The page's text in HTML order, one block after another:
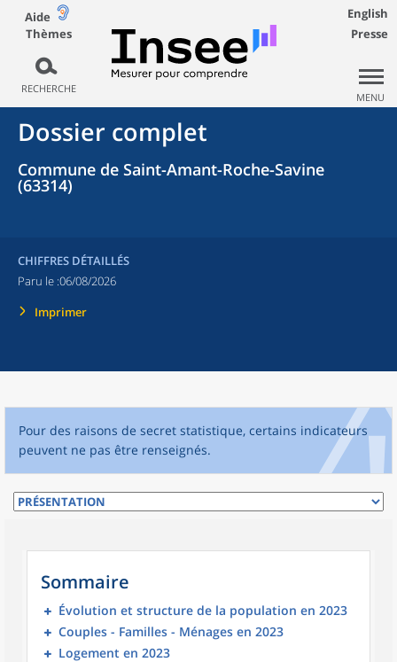
Aide
Thèmes
RECHERCHE
English
Presse
MENU
Dossier complet
Commune de Saint-Amant-Roche-Savine
(63314)
CHIFFRES DÉTAILLÉS
Paru le :06/08/2026
Imprimer
Pour des raisons de secret statistique, certains indicateurs
peuvent ne pas être renseignés.
Sommaire
Évolution et structure de la population en 2023
Couples - Familles - Ménages en 2023
Logement en 2023